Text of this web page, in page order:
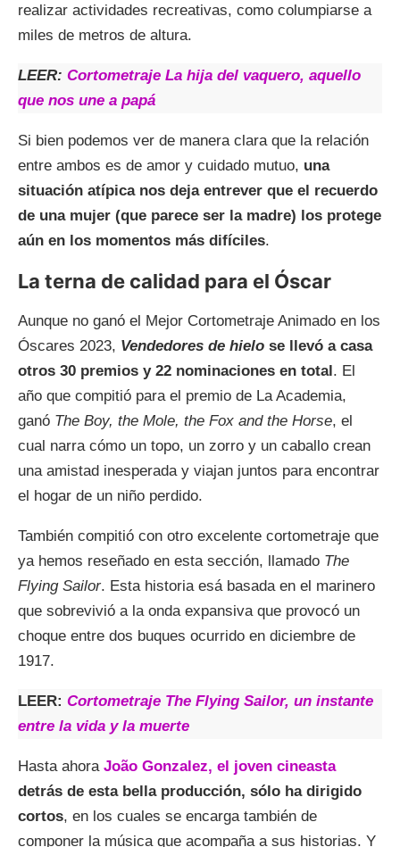
realizar actividades recreativas, como columpiarse a
miles de metros de altura.
LEER: Cortometraje La hija del vaquero, aquello
que nos une a papá
Si bien podemos ver de manera clara que la relación
entre ambos es de amor y cuidado mutuo, una
situación atípica nos deja entrever que el recuerdo
de una mujer (que parece ser la madre) los protege
aún en los momentos más difíciles.
La terna de calidad para el Óscar
Aunque no ganó el Mejor Cortometraje Animado en los
Óscares 2023, Vendedores de hielo se llevó a casa
otros 30 premios y 22 nominaciones en total. El
año que compitió para el premio de La Academia,
ganó The Boy, the Mole, the Fox and the Horse, el
cual narra cómo un topo, un zorro y un caballo crean
una amistad inesperada y viajan juntos para encontrar
el hogar de un niño perdido.
También compitió con otro excelente cortometraje que
ya hemos reseñado en esta sección, llamado The
Flying Sailor. Esta historia esá basada en el marinero
que sobrevivió a la onda expansiva que provocó un
choque entre dos buques ocurrido en diciembre de
1917.
LEER: Cortometraje The Flying Sailor, un instante
entre la vida y la muerte
Hasta ahora João Gonzalez, el joven cineasta
detrás de esta bella producción, sólo ha dirigido
cortos, en los cuales se encarga también de
componer la música que acompaña a sus historias. Y